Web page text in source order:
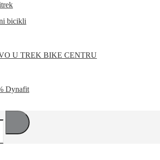
bicikli
U TREK BIKE CENTRU
Dynafit